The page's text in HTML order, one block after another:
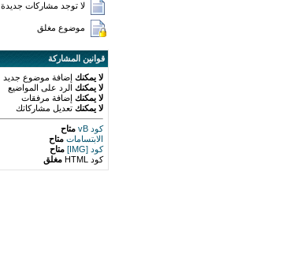
لا توجد مشاركات جديدة
موضوع مغلق
قوانين المشاركة
لا يمكنك إضافة موضوع جديد
لا يمكنك الرد على المواضيع
لا يمكنك إضافة مرفقات
لا يمكنك تعديل مشاركاتك
كود vB
متاح
الابتسامات متاح
كود [IMG]
متاح
كود HTML
مغلق